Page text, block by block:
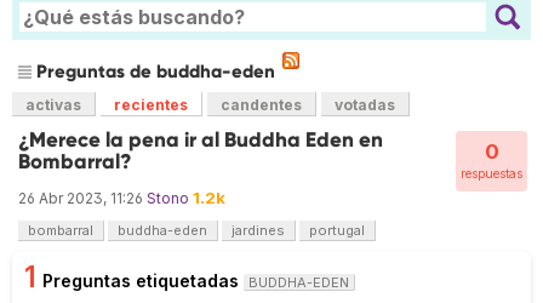
Preguntas de buddha-eden
activas recientes candentes votadas
0
respuestas
¿Merece la pena ir al Buddha Eden en
Bombarral?
26 Abr 2023, 11:26 Stono 1.2k
bombarral buddha-eden jardines portugal
1 Preguntas etiquetadas BUDDHA-EDEN